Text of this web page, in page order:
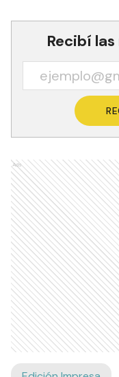
Recibí
Ads